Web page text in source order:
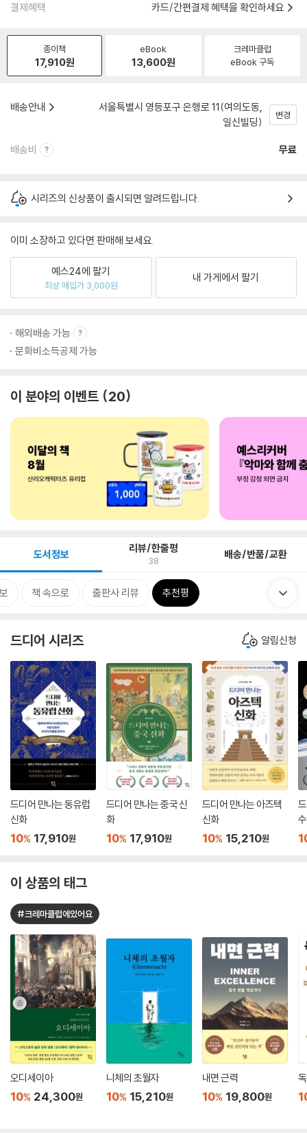
결제혜택 카드/간편결제 혜택을 확인하세요
종이책
17,910원
eBook
13,600원
크레마클럽
eBook 구독
배송안내
서울특별시 영등포구 은행로 11(여의도동,
일신빌딩)
변경
배송비 무료
시리즈의 신상품이 출시되면 알려드립니다.
이미 소장하고 있다면 판매해 보세요.
예스24에 팔기
최상 매입가 3,000원
내 가게에서 팔기
해외배송 가능
문화비소득공제 가능
이 분야의 이벤트 20
도서정보 리뷰/한줄평
38 배송/반품/교환
책 속으로 출판사 리뷰 추천평
드디어 시리즈 알림신청
드디어 만나는 동유럽
신화
10% 17,910원
드디어 만나는 중국 신
화
10% 17,910원
드디어 만나는 아즈텍
신화
10% 15,210원
이 상품의 태그
#크레마클럽에있어요
오디세이아
10% 24,300원
니체의 초월자
10% 15,210원
내면 근력
10% 19,800원